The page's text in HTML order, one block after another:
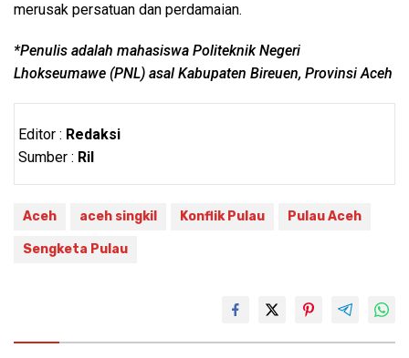
merusak persatuan dan perdamaian.
*Penulis adalah mahasiswa Politeknik Negeri
Lhokseumawe (PNL) asal Kabupaten Bireuen, Provinsi Aceh
Editor : Redaksi
Sumber : Ril
Aceh aceh singkil Konflik Pulau Pulau Aceh
Sengketa Pulau